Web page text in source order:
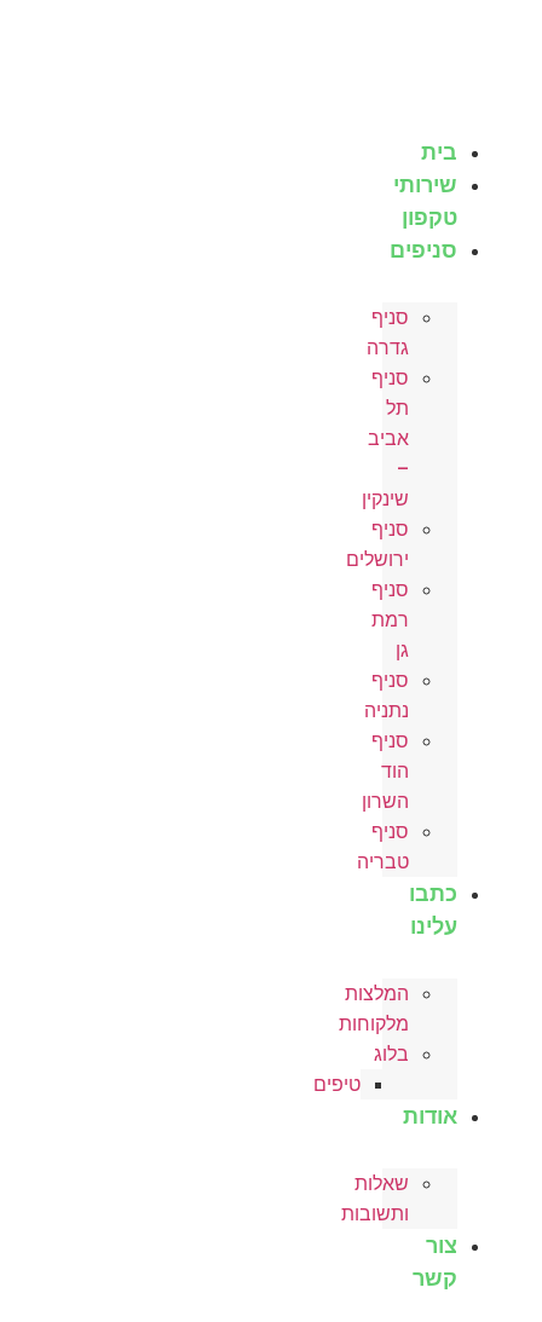
בית
שירותי
טקפון
סניפים
סניף
גדרה
סניף
תל
אביב
–
שינקין
סניף
ירושלים
סניף
רמת
גן
סניף
נתניה
סניף
הוד
השרון
סניף
טבריה
כתבו
עלינו
המלצות
מלקוחות
בלוג
טיפים
אודות
שאלות
ותשובות
צור
קשר